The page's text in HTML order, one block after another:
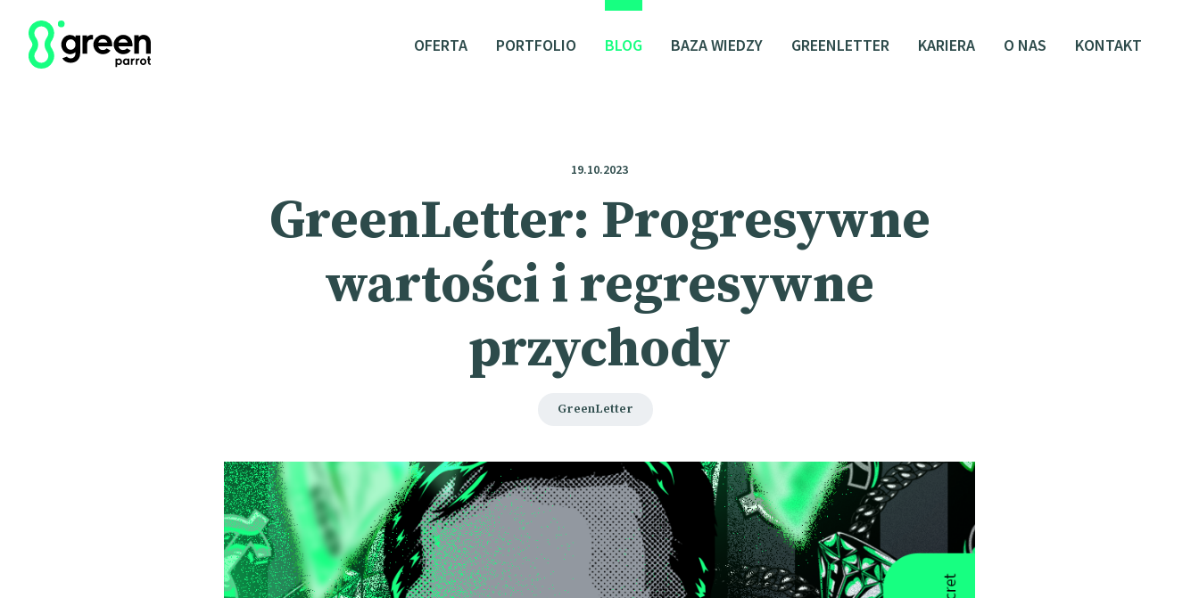
OFERTA PORTFOLIO BLOG BAZA WIEDZY GREENLETTER KARIERA O NAS KONTAKT
19.10.2023
GreenLetter: Progresywne
wartości i regresywne
przychody
GreenLetter